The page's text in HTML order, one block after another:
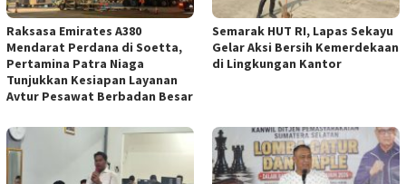
Raksasa Emirates A380
Mendarat Perdana di Soetta,
Pertamina Patra Niaga
Tunjukkan Kesiapan Layanan
Avtur Pesawat Berbadan Besar
Semarak HUT RI, Lapas Sekayu
Gelar Aksi Bersih Kemerdekaan
di Lingkungan Kantor